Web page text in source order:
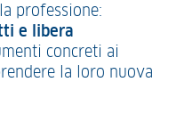
professione:
e libera
concreti ai
la loro nuova